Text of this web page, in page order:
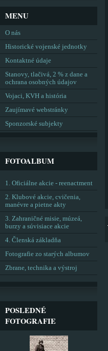
MENU
O nás
Historické vojenské jednotky
Kontaktné údaje
Stanovy, tlačivá, 2 % z dane a
ochrana osobných údajov
Vojaci, KVH a história
Zaujímavé webstránky
Sponzorské subjekty
FOTOALBUM
1. Oficiálne akcie - reenactment
2. Klubové akcie, cvičenia,
manévre a pietne akty
3. Zahraničné misie, múzeá,
burzy a súvisiace akcie
4. Členská základňa
Fotografie zo starých albumov
Zbrane, technika a výstroj
POSLEDNÉ
FOTOGRAFIE